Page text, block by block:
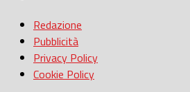
Redazione
Pubblicità
Privacy Policy
Cookie Policy